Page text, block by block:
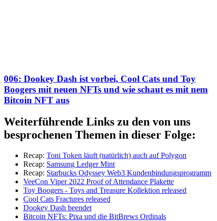
006: Dookey Dash ist vorbei, Cool Cats und Toy
Boogers mit neuen NFTs und wie schaut es mit nem
Bitcoin NFT aus
Weiterführende Links zu den von uns
besprochenen Themen in dieser Folge:
Recap: Toni Token läuft (natürlich) auch auf Polygon
Recap: Samsung Ledger Mint
Recap: Starbucks Odyssey Web3 Kundenbindungsprogramm
VeeCon Viper 2022 Proof of Attendance Plakette
Toy Boogers - Toys and Treasure Kollektion released
Cool Cats Fractures released
Dookey Dash beendet
Bitcoin NFTs: Pixa und die BitBrews Ordinals